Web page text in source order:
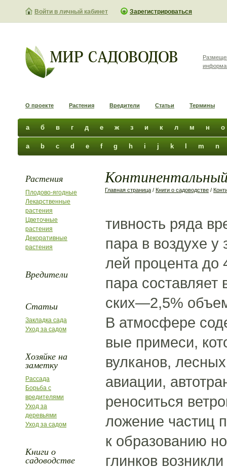
Войти в личный кабинет Зарегистрироваться
О проекте Растения Вредители Статьи Термины
а б в г д е ж з и к л м н о
a b c d e f g h i j k m n
Растения
Плодово-ягодные
Лекарственные
растения
Цветочные
растения
Декоративные
растения
Вредители
Статьи
Закладка сада
Уход за садом
Хозяйке на
заметку
Рассада
Борьба с
вредителями
Уход за
деревьями
Уход за садом
Книги о
садоводстве
Главная страница / Книги о садоводстве /
тивность ряда
пара в воздухе
лей процента до
пара
ских—2,5%
В атмосфере
вые примеси,
вулканов,
авиации,
реноситься
ложение частиц
к образованию
глинков